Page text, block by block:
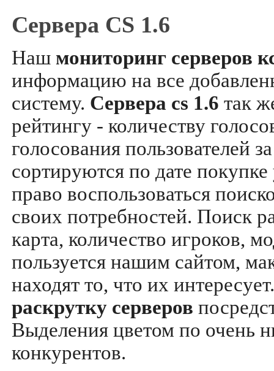
Сервера CS 1.6
Наш мониторинг серверов
информацию на все
систему. Сервера cs 1.6 так
рейтингу - количеству
голосования пользователей
сортируются по дате
право воспользоваться
своих потребностей. Поиск
карта, количество игроков,
пользуется нашим сайтом,
находят то, что их
раскрутку серверов
Выделения цветом по очень
конкурентов.